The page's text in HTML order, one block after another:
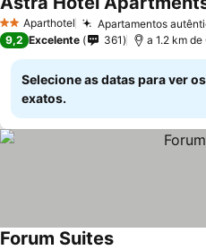
2 EstrelasAparthotel Apartamentos
9,2 Excelente 361 a 1.2 km
Selecione as datas para ver
exatos.
Forum Suites